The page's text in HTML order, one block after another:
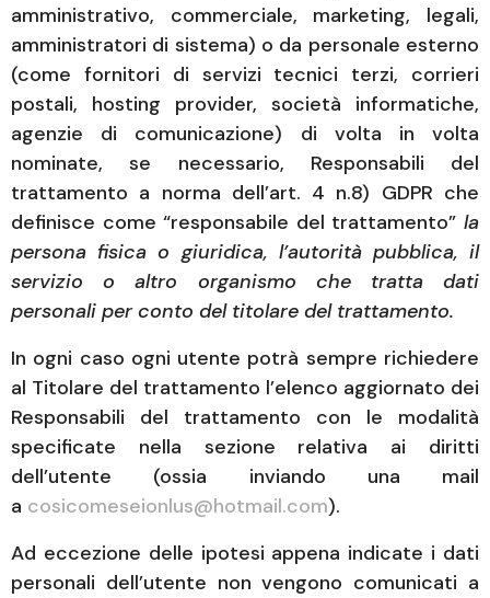
amministrativo, commerciale, marketing, legali,
amministratori di sistema) o da personale esterno
(come fornitori di servizi tecnici terzi, corrieri
postali, hosting provider, società informatiche,
agenzie di comunicazione) di volta in volta
nominate, se necessario, Responsabili del
trattamento a norma dell’art. 4 n.8) GDPR che
definisce come “responsabile del trattamento” la
persona fisica o giuridica, l’autorità pubblica, il
servizio o altro organismo che tratta dati
personali per conto del titolare del trattamento.
In ogni caso ogni utente potrà sempre richiedere
al Titolare del trattamento l’elenco aggiornato dei
Responsabili del trattamento con le modalità
specificate nella sezione relativa ai diritti
dell’utente (ossia inviando una mail
a cosicomeseionlus@hotmail.com).
Ad eccezione delle ipotesi appena indicate i dati
personali dell’utente non vengono comunicati a